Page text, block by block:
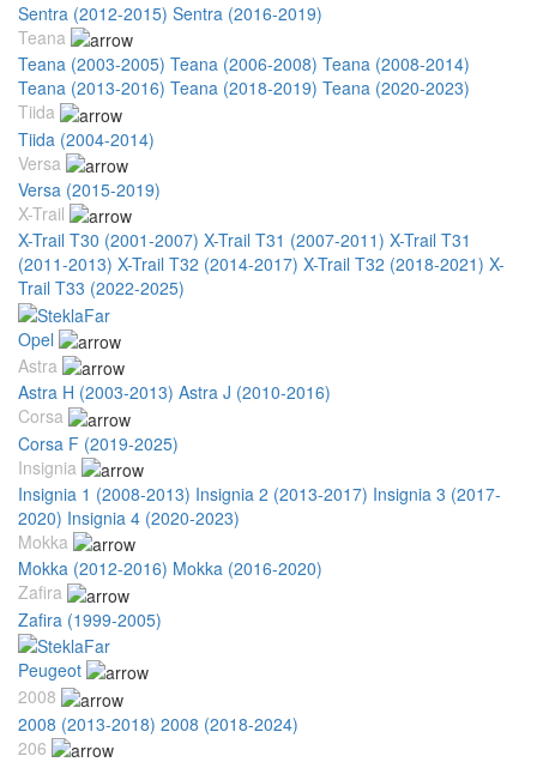
Sentra (2012-2015) Sentra (2016-2019)
Teana
Teana (2003-2005) Teana (2006-2008) Teana (2008-2014)
Teana (2013-2016) Teana (2018-2019) Teana (2020-2023)
Tiida
Tiida (2004-2014)
Versa
Versa (2015-2019)
X-Trail
X-Trail T30 (2001-2007) X-Trail T31 (2007-2011) X-Trail T31
(2011-2013) X-Trail T32 (2014-2017) X-Trail T32 (2018-2021) X-
Trail T33 (2022-2025)
Opel
Astra
Astra H (2003-2013) Astra J (2010-2016)
Corsa
Corsa F (2019-2025)
Insignia
Insignia 1 (2008-2013) Insignia 2 (2013-2017) Insignia 3 (2017-
2020) Insignia 4 (2020-2023)
Mokka
Mokka (2012-2016) Mokka (2016-2020)
Zafira
Zafira (1999-2005)
Peugeot
2008
2008 (2013-2018) 2008 (2018-2024)
206